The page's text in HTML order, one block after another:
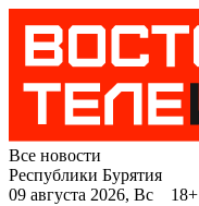
Все новости
Республики Бурятия
09 августа 2026, Вс 18+